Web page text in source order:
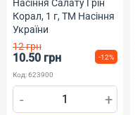
Насіння Салату Грін
Корал, 1 г, ТМ Насіння
України
12 грн
10.50 грн -12%
Код: 623900
- +